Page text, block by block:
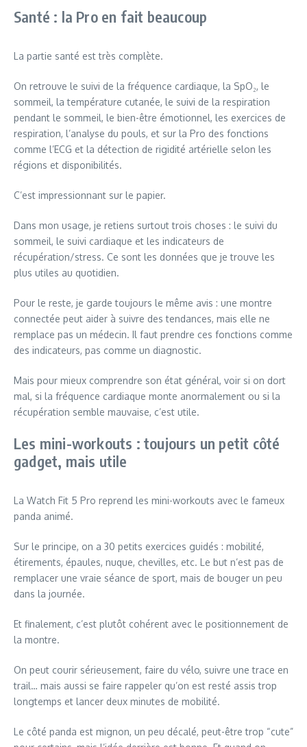
Santé : la Pro en fait beaucoup
La partie santé est très complète.
On retrouve le suivi de la fréquence cardiaque, la SpO₂, le
sommeil, la température cutanée, le suivi de la respiration
pendant le sommeil, le bien-être émotionnel, les exercices de
respiration, l’analyse du pouls, et sur la Pro des fonctions
comme l’ECG et la détection de rigidité artérielle selon les
régions et disponibilités.
C’est impressionnant sur le papier.
Dans mon usage, je retiens surtout trois choses : le suivi du
sommeil, le suivi cardiaque et les indicateurs de
récupération/stress. Ce sont les données que je trouve les
plus utiles au quotidien.
Pour le reste, je garde toujours le même avis : une montre
connectée peut aider à suivre des tendances, mais elle ne
remplace pas un médecin. Il faut prendre ces fonctions comme
des indicateurs, pas comme un diagnostic.
Mais pour mieux comprendre son état général, voir si on dort
mal, si la fréquence cardiaque monte anormalement ou si la
récupération semble mauvaise, c’est utile.
Les mini-workouts : toujours un petit côté
gadget, mais utile
La Watch Fit 5 Pro reprend les mini-workouts avec le fameux
panda animé.
Sur le principe, on a 30 petits exercices guidés : mobilité,
étirements, épaules, nuque, chevilles, etc. Le but n’est pas de
remplacer une vraie séance de sport, mais de bouger un peu
dans la journée.
Et finalement, c’est plutôt cohérent avec le positionnement de
la montre.
On peut courir sérieusement, faire du vélo, suivre une trace en
trail… mais aussi se faire rappeler qu’on est resté assis trop
longtemps et lancer deux minutes de mobilité.
Le côté panda est mignon, un peu décalé, peut-être trop “cute”